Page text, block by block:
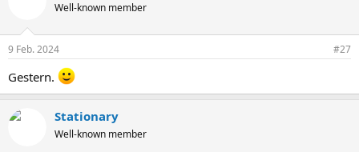
Well-known member
9 Feb. 2024 #27
Gestern.
Stationary
Well-known member